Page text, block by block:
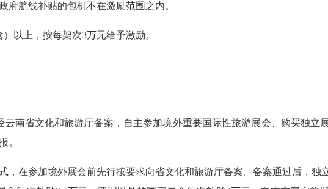
府航线补贴的包机不在激励范围之内。
以上，按每架次3万元给予激励。
云南省文化和旅游厅备案，自主参加境外重要国际性旅游展会、购买独立
。
，在参加境外展会前先行按要求向省文化和旅游厅备案。备案通过后，独